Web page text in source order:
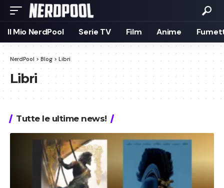
Il Mio NerdPool Serie TV Film Anime
NerdPool > Blog > Libri
Libri
Tutte le ultime news!